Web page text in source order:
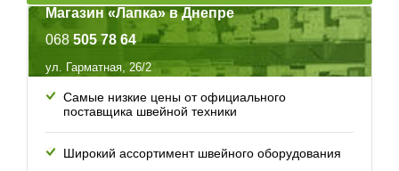
Магазин «Лапка» в Днепре
068 505 78 64
ул. Гарматная, 26/2
Самые низкие цены от официального
поставщика швейной техники
Широкий ассортимент швейного оборудования